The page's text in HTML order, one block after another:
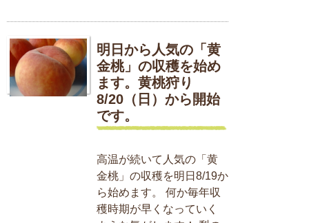
明日から人気の「黄
金桃」の収穫を始め
ます。黄桃狩り
8/20（日）から開始
です。
高温が続いて人気の「黄
金桃」の収穫を明日8/19か
ら始めます。 何か毎年収
穫時期が早くなっていく